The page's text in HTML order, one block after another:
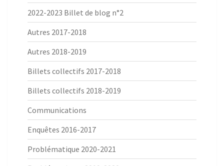
2022-2023 Billet de blog n°2
Autres 2017-2018
Autres 2018-2019
Billets collectifs 2017-2018
Billets collectifs 2018-2019
Communications
Enquêtes 2016-2017
Problématique 2020-2021